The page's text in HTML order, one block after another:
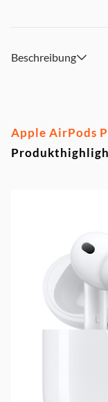
Beschreibung
Apple AirPods